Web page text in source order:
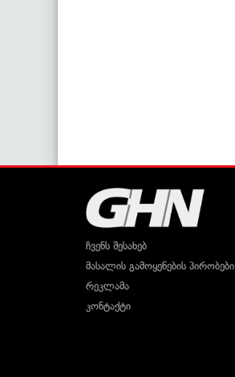
ჩვენს შესახებ
მასალის გამოყენების პირობები
რეკლამა
კონტაქტი